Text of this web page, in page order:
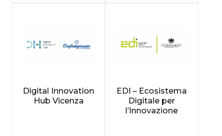
Digital Innovation
Hub Vicenza
EDI – Ecosistema
Digitale per
l’Innovazione